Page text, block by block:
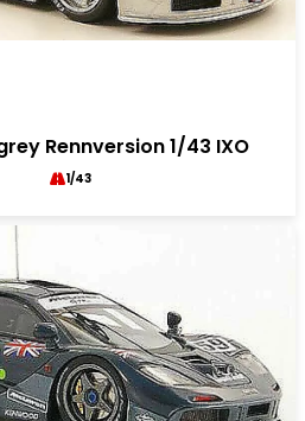
Rennversion 1/43 IXO
1/43